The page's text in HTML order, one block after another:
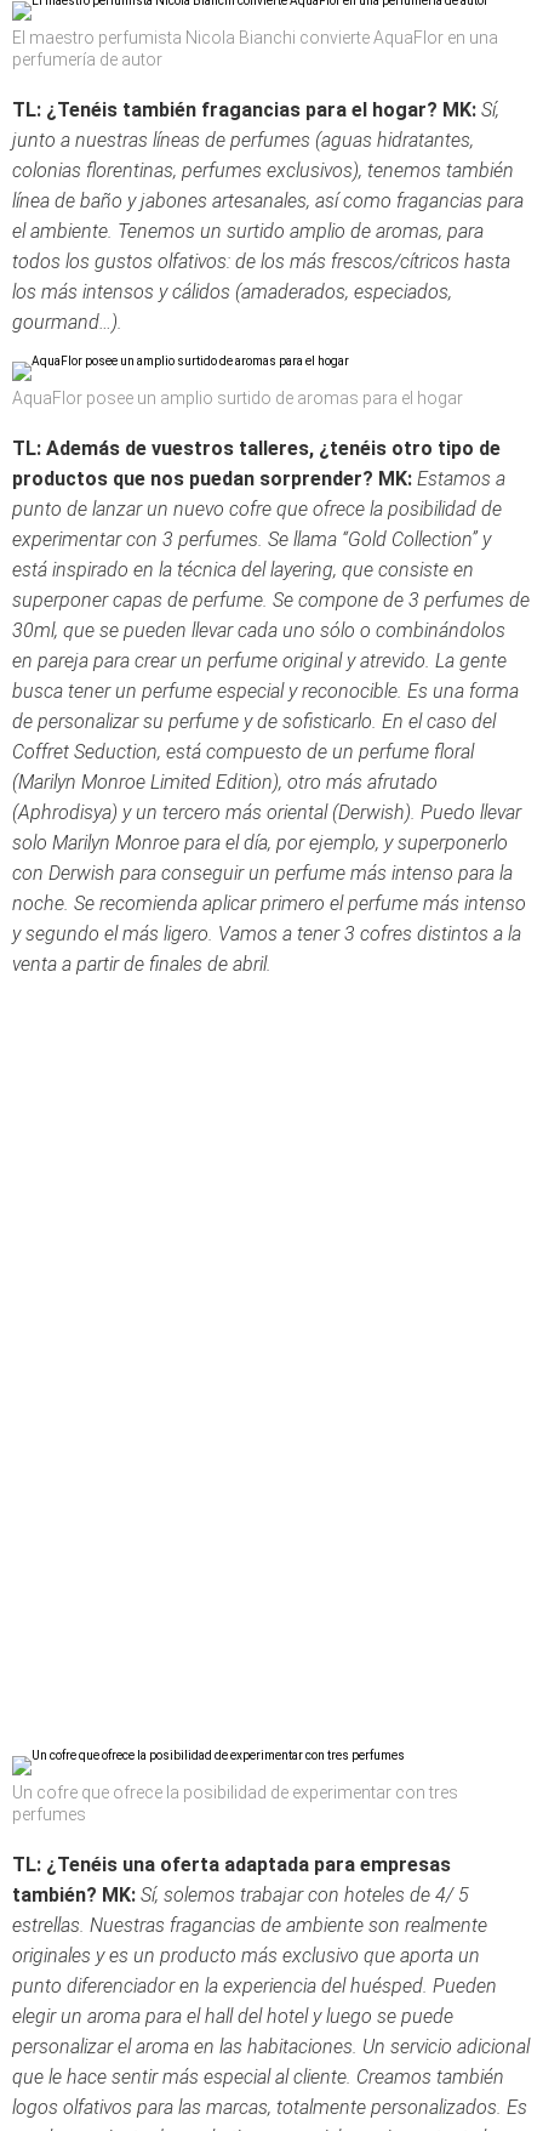
El maestro perfumista Nicola Bianchi convierte AquaFlor en una
perfumería de autor
TL: ¿Tenéis también fragancias para el hogar? MK: Sí,
junto a nuestras líneas de perfumes (aguas hidratantes,
colonias florentinas, perfumes exclusivos), tenemos también
línea de baño y jabones artesanales, así como fragancias para
el ambiente. Tenemos un surtido amplio de aromas, para
todos los gustos olfativos: de los más frescos/cítricos hasta
los más intensos y cálidos (amaderados, especiados,
gourmand…).
AquaFlor posee un amplio surtido de aromas para el hogar
TL: Además de vuestros talleres, ¿tenéis otro tipo de
productos que nos puedan sorprender? MK: Estamos a
punto de lanzar un nuevo cofre que ofrece la posibilidad de
experimentar con 3 perfumes. Se llama “Gold Collection” y
está inspirado en la técnica del layering, que consiste en
superponer capas de perfume. Se compone de 3 perfumes de
30ml, que se pueden llevar cada uno sólo o combinándolos
en pareja para crear un perfume original y atrevido. La gente
busca tener un perfume especial y reconocible. Es una forma
de personalizar su perfume y de sofisticarlo. En el caso del
Coffret Seduction, está compuesto de un perfume floral
(Marilyn Monroe Limited Edition), otro más afrutado
(Aphrodisya) y un tercero más oriental (Derwish). Puedo llevar
solo Marilyn Monroe para el día, por ejemplo, y superponerlo
con Derwish para conseguir un perfume más intenso para la
noche. Se recomienda aplicar primero el perfume más intenso
y segundo el más ligero. Vamos a tener 3 cofres distintos a la
venta a partir de finales de abril.
Un cofre que ofrece la posibilidad de experimentar con tres
perfumes
TL: ¿Tenéis una oferta adaptada para empresas
también? MK: Sí, solemos trabajar con hoteles de 4/ 5
estrellas. Nuestras fragancias de ambiente son realmente
originales y es un producto más exclusivo que aporta un
punto diferenciador en la experiencia del huésped. Pueden
elegir un aroma para el hall del hotel y luego se puede
personalizar el aroma en las habitaciones. Un servicio adicional
que le hace sentir más especial al cliente. Creamos también
logos olfativos para las marcas, totalmente personalizados. Es